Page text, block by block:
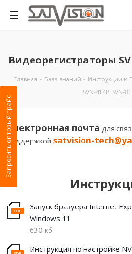
Видеорегистраторы
Главная - База знаний - Инструкции и
SVN-414P, SVN-
Электронная почта для
поддержкой satvision-
Запуск бразуера Internet
Windows 11
630 кб
Инструкция по настройке
Запросить оптовый прайс